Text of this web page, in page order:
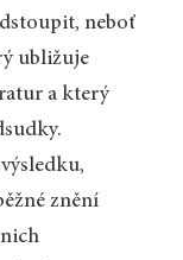
neboť
ubližuje
a který
znění